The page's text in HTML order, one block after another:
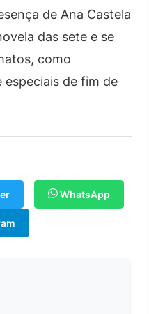
de Ana Castela
das sete e se
como
de fim de
WhatsApp